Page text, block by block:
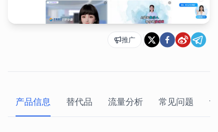
推广
产品信息 替代品 流量分析 常见问题